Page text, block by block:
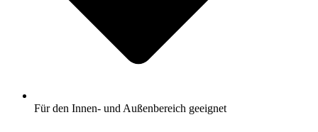
Für den Innen- und Außenbereich geeignet